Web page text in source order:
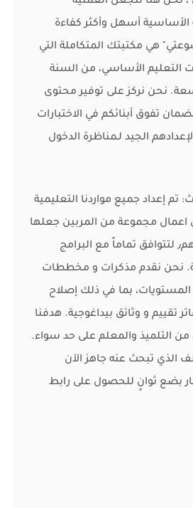
الأساسية أسهل وأكثر كفاءة
هي مكتبتك المتكاملة التي
الأساسي، من السنة
نحن نركز على توفير محتوى
تفوق أبنائكم في الاختبارات
الجيد لـمناظرة الدخول
إعداد جميع مواردنا التعليمية
اعمال مجموعة من المربين جعلها
الله في ميزان حسناتهم٫ لتتوافق تماماً مع البرامج
نحن نقدم مذكرات و مخططات
بما في ذلك إصلاح
تقييم و وثائق بيداغوجية. هدفنا
التلميذ والمعلم على حد سواء.
الذي تبحث عنه جاهز الآن
بضع ثوانٍ للحصول على رابط